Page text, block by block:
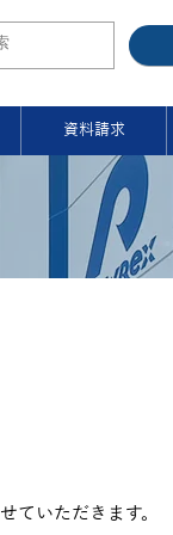
資料請求
ていただきます。